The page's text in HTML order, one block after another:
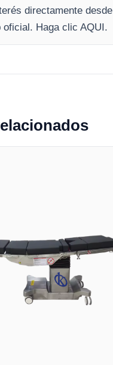
directamente desde
oficial. Haga clic AQUI.